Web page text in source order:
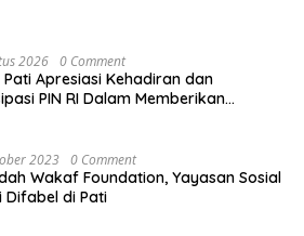
2026 0 Comment
Pati Apresiasi Kehadiran dan
PIN RI Dalam Memberikan
2023 0 Comment
Wakaf Foundation, Yayasan Sosial
Difabel di Pati